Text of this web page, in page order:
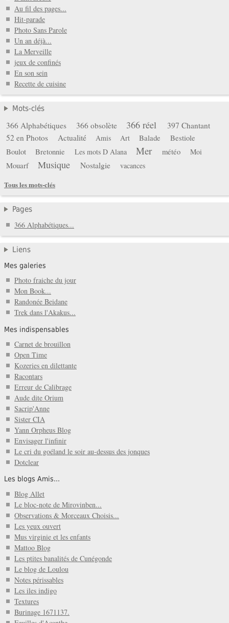
Au fil des pages...
Hit-parade
Photo Sans Parole
Un an déjà...
La Merveille
jeux de confinés
En son sein
Recette de cuisine
Mots-clés
366 Alphabétiques 366 obsolète 366 réel
397 Chantant
52 en Photos
Actualité Amis Art Balade
Bestiole
Boulot
Bretonnie Les mots D Alana Mer météo Moi
Mouarf Musique Nostalgie
vacances
Tous les mots-clés
Pages
366 Alphabétiques...
Liens
Mes galeries
Photo fraiche du jour
Mon Book...
Randonée Beidane
Trek dans l'Akakus...
Mes indispensables
Carnet de brouillon
Open Time
Kozeries en dilettante
Racontars
Erreur de Calibrage
Aude dite Orium
Sacrip'Anne
Sister CIA
Yann Orpheus Blog
Envisager l'infinir
Le cri du goéland le soir au-dessus des jonques
Dotclear
Les blogs Amis...
Blog Allet
Le bloc-note de Mirovinben...
Observations & Morceaux Choisis...
Les yeux ouvert
Mus virginie et les enfants
Mattoo Blog
Les ptites banalités de Cunégonde
Le blog de Loulou
Notes périssables
Les iles indigo
Textures
Burinage 1671137.